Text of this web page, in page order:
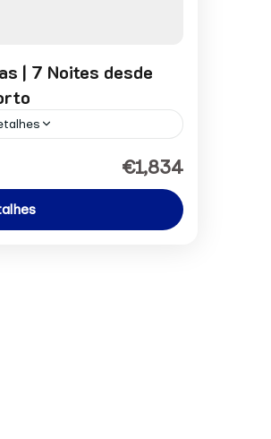
| 7 Noites desde
1834€ Pedir Reserva
€1,834